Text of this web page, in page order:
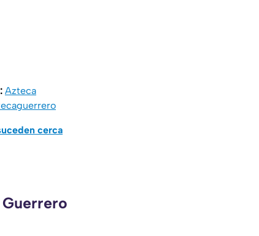
Azteca
cerca